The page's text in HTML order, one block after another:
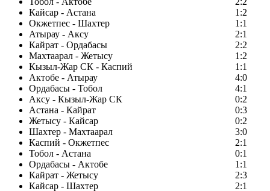
Кайсар - Астана
1:2
Окжетпес - Шахтер
1:1
Атырау - Аксу
2:1
Кайрат - Ордабасы
2:2
Махтаарал - Жетысу
1:2
Кызыл-Жар СК - Каспий
1:1
Актобе - Атырау
4:0
Ордабасы - Тобол
4:1
Аксу - Кызыл-Жар СК
0:2
Астана - Кайрат
0:3
Жетысу - Кайсар
0:2
Шахтер - Махтаарал
3:0
Каспий - Окжетпес
2:1
Тобол - Астана
0:1
Ордабасы - Актобе
1:1
Кайрат - Жетысу
2:3
Кайсар - Шахтер
2:1